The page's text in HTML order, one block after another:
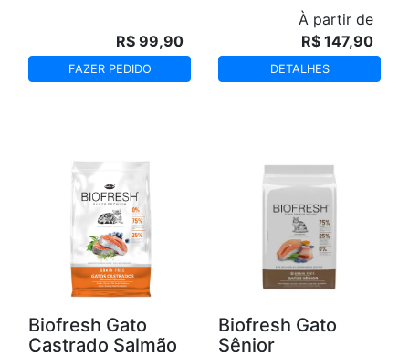
R$ 99,90
FAZER PEDIDO
À partir de
R$ 147,90
DETALHES
Biofresh Gato
Castrado Salmão
Biofresh Gato
Sênior